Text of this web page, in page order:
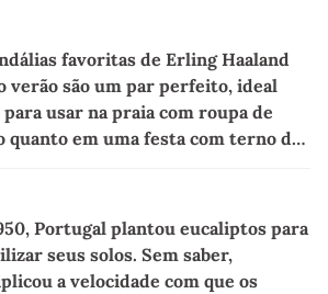
favoritas de Erling Haaland
verão são um par perfeito, ideal
usar na praia com roupa de
quanto em uma festa com terno de
Portugal plantou eucaliptos para
seus solos. Sem saber,
a velocidade com que os